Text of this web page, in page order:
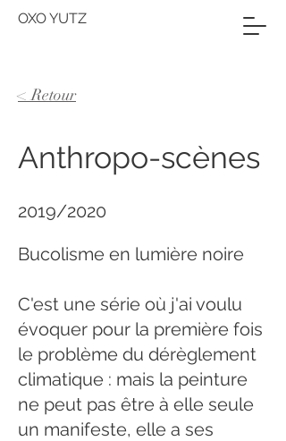
OXO YUTZ
< Retour
Anthropo-scènes
2019/2020
Bucolisme en lumière noire
C'est une série où j'ai voulu
évoquer pour la première fois
le problème du dérèglement
climatique : mais la peinture
ne peut pas être à elle seule
un manifeste, elle a ses